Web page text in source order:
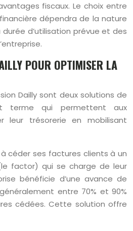
fiscaux. Le choix entre
dépendra de la nature
d’utilisation prévue et des
POUR OPTIMISER LA
Dailly sont deux solutions de
terme qui permettent aux
leur trésorerie en mobilisant
céder ses factures clients à un
factor) qui se charge de leur
bénéficie d’une avance de
entre 70% et 90%
cédées. Cette solution offre